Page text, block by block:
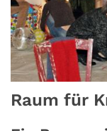
Raum für